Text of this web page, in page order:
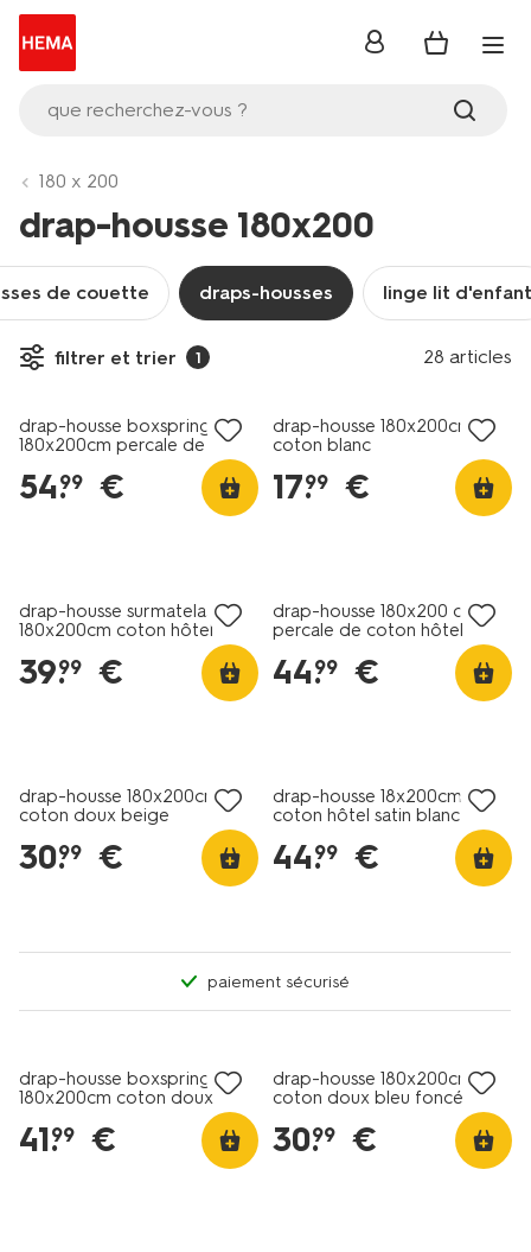
que recherchez-vous ?
se
180 x 200
drap-housse 180x200
de couette draps-housses linge lit d'enfant
filtrer et trier 1 28 articles
30% de réduction
dans le panier
drap-housse boxspring
180x200cm percale de
54.
99 €
drap-housse 180x200cm
coton blanc
17.
99 €
drap-housse surmatelas
180x200cm coton hôtel
39.
99 €
drap-housse 180x200 cm
percale de coton hôtel
44.
99 €
drap-housse 180x200cm
coton doux beige
30.
99 €
drap-housse 18x200cm
coton hôtel satin blanc
44.
99 €
paiement sécurisé
drap-housse boxspring
180x200cm coton doux
41.
99 €
drap-housse 180x200cm
coton doux bleu foncé
30.
99 €